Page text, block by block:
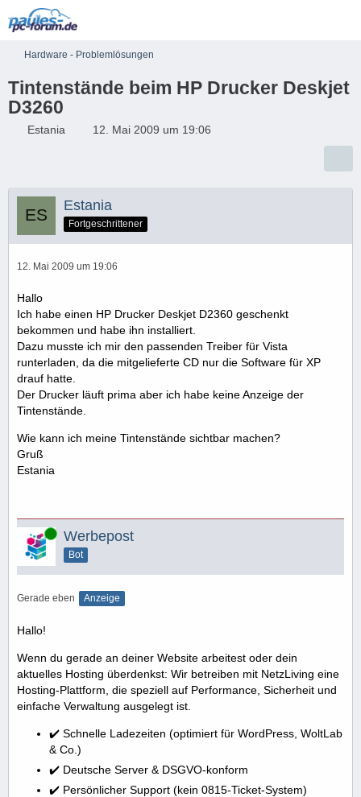
Hardware - Problemlösungen
Tintenstände beim HP Drucker Deskjet
D3260
Estania 12. Mai 2009 um 19:06
Estania
Fortgeschrittener
12. Mai 2009 um 19:06
Hallo
Ich habe einen HP Drucker Deskjet D2360 geschenkt
bekommen und habe ihn installiert.
Dazu musste ich mir den passenden Treiber für Vista
runterladen, da die mitgelieferte CD nur die Software für XP
drauf hatte.
Der Drucker läuft prima aber ich habe keine Anzeige der
Tintenstände.
Wie kann ich meine Tintenstände sichtbar machen?
Gruß
Estania
Online Werbepost
Bot
Gerade eben Anzeige
Hallo!
Wenn du gerade an deiner Website arbeitest oder dein
aktuelles Hosting überdenkst: Wir betreiben mit NetzLiving eine
Hosting-Plattform, die speziell auf Performance, Sicherheit und
einfache Verwaltung ausgelegt ist.
✔️ Schnelle Ladezeiten (optimiert für WordPress, WoltLab
& Co.)
✔️ Deutsche Server & DSGVO-konform
✔️ Persönlicher Support (kein 0815-Ticket-System)